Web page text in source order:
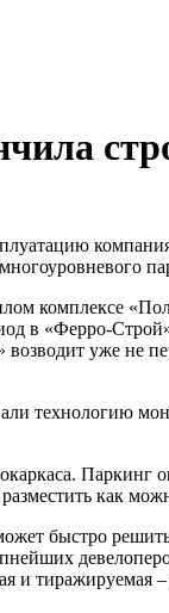
комплексе
в «Ферро-
уже не
технологию
как
быстро
и